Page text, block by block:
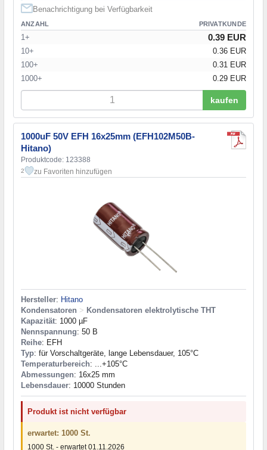
Benachrichtigung bei Verfügbarkeit
ANZAHL PRIVATKUNDE
1+ 0.39 EUR
10+
0.36 EUR
100+
0.31 EUR
1000+
0.29 EUR
kaufen
1000uF 50V EFH 16x25mm (EFH102M50B-
Hitano)
Produktcode: 123388
2 zu Favoriten hinzufügen
Hersteller: Hitano
Kondensatoren > Kondensatoren elektrolytische THT
Kapazität: 1000 µF
Nennspannung: 50 В
Reihe: EFH
Typ: für Vorschaltgeräte, lange Lebensdauer, 105°C
Temperaturbereich: ...+105°C
Abmessungen: 16x25 mm
Lebensdauer: 10000 Stunden
Produkt ist nicht verfügbar
erwartet: 1000 St.
1000 St. - erwartet 01.11.2026